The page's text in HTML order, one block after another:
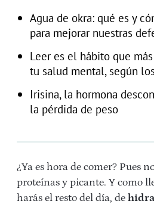
Agua de okra: qué es y
para mejorar nuestras
Leer es el hábito que
tu salud mental, según
Irisina, la hormona
la pérdida de peso
¿Ya es hora de comer? Pues
proteínas y picante. Y como
harás el resto del día, de